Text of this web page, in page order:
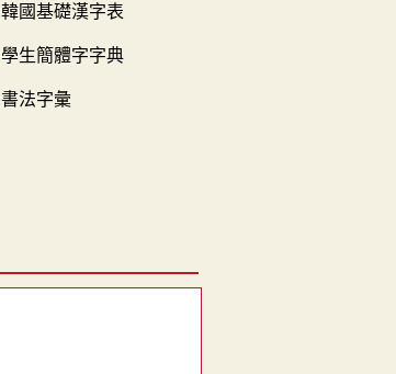
韓國基礎漢字表
學生簡體字字典
書法字彙